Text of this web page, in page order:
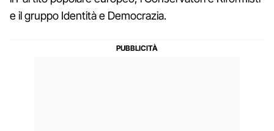
e il gruppo Identità e Democrazia.